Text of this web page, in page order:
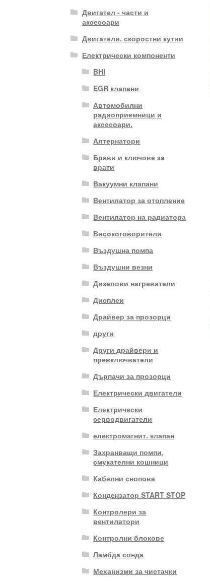
Двигател - части и
аксесоари
Двигатели, скоростни кутии
Електрически компоненти
BHI
EGR клапани
Автомобилни
радиоприемници и
аксесоари.
Алтернатори
Брави и ключове за
врати
Вакуумни клапани
Вентилатор за отопление
Вентилатор на радиатора
Високоговорители
Въздушна помпа
Въздушни везни
Дизелови нагреватели
Дисплеи
Драйвер за прозорци
други
Други драйвери и
превключватели
Дърпачи за прозорци
Електрически двигатели
Електрически
серводвигатели
електромагнит. клапан
Захранващи помпи,
смукателни кошници
Кабелни снопове
Кондензатор START STOP
Контролери за
вентилатори
Контролни блокове
Ламбда сонда
Механизми за чистачки